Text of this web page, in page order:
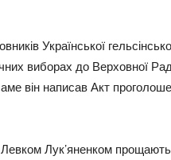
Української
виборах до Верховної
він написав Акт
Лук’яненком